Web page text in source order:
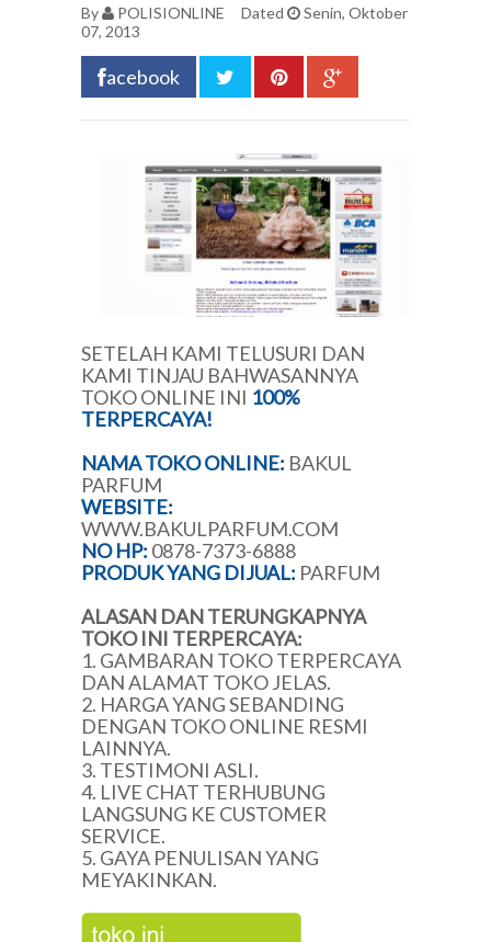
By POLISIONLINE Dated
Senin, Oktober
07, 2013
acebook
SETELAH KAMI TELUSURI DAN
KAMI TINJAU BAHWASANNYA
TOKO ONLINE INI 100%
TERPERCAYA!
NAMA TOKO ONLINE: BAKUL
PARFUM
WEBSITE:
WWW.BAKULPARFUM.COM
NO HP: 0878-7373-6888
PRODUK YANG DIJUAL: PARFUM
ALASAN DAN TERUNGKAPNYA
TOKO INI TERPERCAYA:
1. GAMBARAN TOKO TERPERCAYA
DAN ALAMAT TOKO JELAS.
2. HARGA YANG SEBANDING
DENGAN TOKO ONLINE RESMI
LAINNYA.
3. TESTIMONI ASLI.
4. LIVE CHAT TERHUBUNG
LANGSUNG KE CUSTOMER
SERVICE.
5. GAYA PENULISAN YANG
MEYAKINKAN.